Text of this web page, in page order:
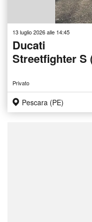
13 luglio 2026 alle 14:45
Ducati
Streetfighter S
Privato
Pescara (PE)